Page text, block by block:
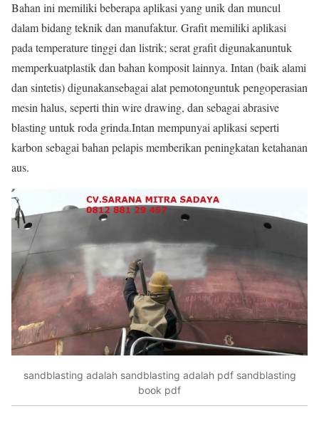
Bahan ini memiliki beberapa aplikasi yang unik dan muncul
dalam bidang teknik dan manufaktur. Grafit memiliki aplikasi
pada temperature tinggi dan listrik; serat grafit digunakanuntuk
memperkuatplastik dan bahan komposit lainnya. Intan (baik alami
dan sintetis) digunakansebagai alat pemotonguntuk pengoperasian
mesin halus, seperti thin wire drawing, dan sebagai abrasive
blasting untuk roda grinda.Intan mempunyai aplikasi seperti
karbon sebagai bahan pelapis memberikan peningkatan ketahanan
aus.
sandblasting adalah sandblasting adalah pdf sandblasting
book pdf